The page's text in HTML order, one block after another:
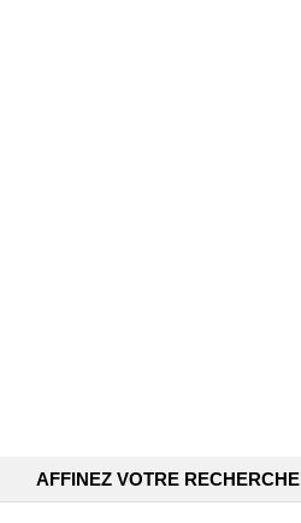
AFFINEZ VOTRE RECHERCHE